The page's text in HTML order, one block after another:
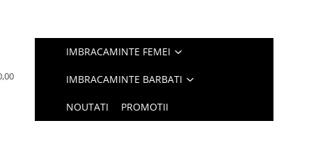
IMBRACAMINTE FEMEI
IMBRACAMINTE BARBATI
NOUTATI PROMOTII